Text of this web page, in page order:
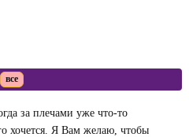
все
за плечами уже что-то
хочется. Я Вам желаю, чтобы